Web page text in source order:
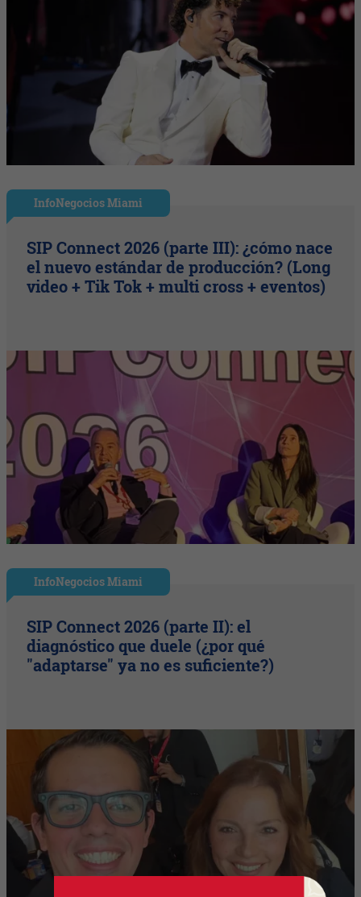
InfoNegocios Miami
SIP Connect 2026 (parte III): ¿cómo nace
el nuevo estándar de producción? (Long
video + Tik Tok + multi cross + eventos)
InfoNegocios Miami
SIP Connect 2026 (parte II): el
diagnóstico que duele (¿por qué
"adaptarse" ya no es suficiente?)